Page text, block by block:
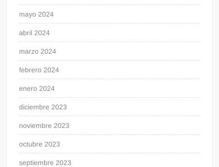
mayo 2024
abril 2024
marzo 2024
febrero 2024
enero 2024
diciembre 2023
noviembre 2023
octubre 2023
septiembre 2023